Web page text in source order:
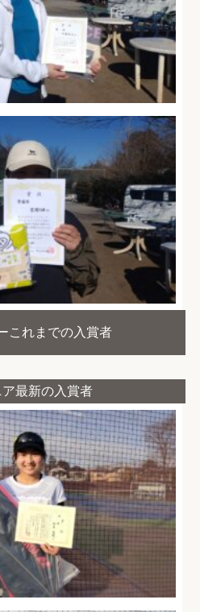
これまでの入賞者
ア最新の入賞者